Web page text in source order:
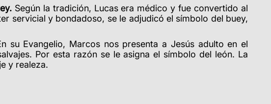
Según la tradición, Lucas era médico y fue convertido al
servicial y bondadoso, se le adjudicó el símbolo del buey,
su Evangelio, Marcos nos presenta a Jesús adulto en el
Por esta razón se le asigna el símbolo del león. La
y realeza.